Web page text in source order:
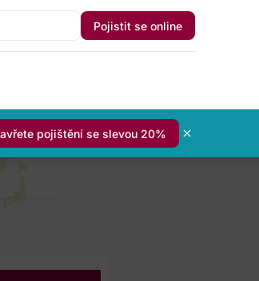
Pojistit se online
pojištění se slevou 20%